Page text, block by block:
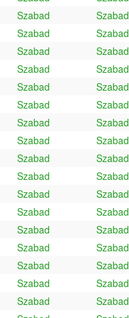
Szabad Szabad
Szabad Szabad
Szabad Szabad
Szabad Szabad
Szabad Szabad
Szabad Szabad
Szabad Szabad
Szabad Szabad
Szabad Szabad
Szabad Szabad
Szabad Szabad
Szabad Szabad
Szabad Szabad
Szabad Szabad
Szabad Szabad
Szabad Szabad
Szabad Szabad